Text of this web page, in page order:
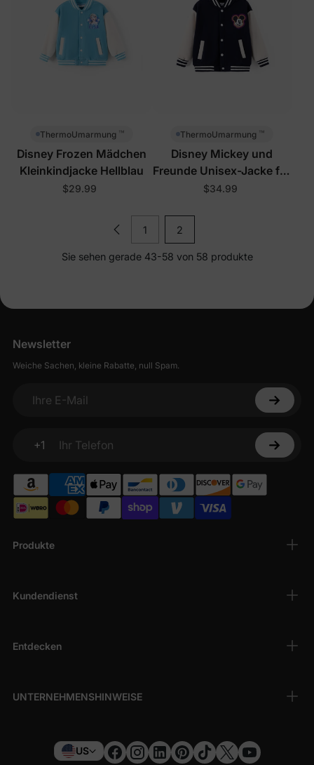
ThermoUmarmung ™
Disney Frozen Mädchen
Kleinkindjacke Hellblau
$29.99
ThermoUmarmung ™
Disney Mickey und
Freunde Unisex-Jacke für
Kleinkinder/Kinder in
$34.99
1 2
Sie sehen gerade 43-58 von 58 produkte
Produkte
Kundendienst
Entdecken
UNTERNEHMENSHINWEISE
Newsletter
Weiche Sachen, kleine Rabatte, null Spam.
Ihre E-Mail
+1
Ihr Telefon
US